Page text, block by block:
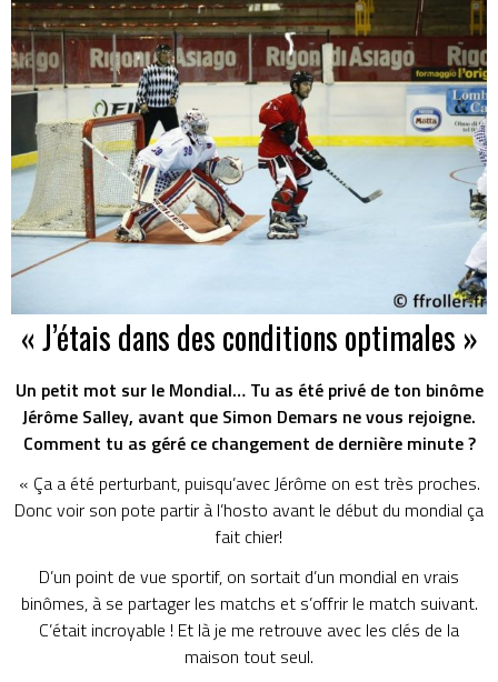
« J’étais dans des conditions optimales »
Un petit mot sur le Mondial… Tu as été privé de ton binôme
Jérôme Salley, avant que Simon Demars ne vous rejoigne.
Comment tu as géré ce changement de dernière minute ?
« Ça a été perturbant, puisqu’avec Jérôme on est très proches.
Donc voir son pote partir à l’hosto avant le début du mondial ça
fait chier!
D’un point de vue sportif, on sortait d’un mondial en vrais
binômes, à se partager les matchs et s’offrir le match suivant.
C’était incroyable ! Et là je me retrouve avec les clés de la
maison tout seul.